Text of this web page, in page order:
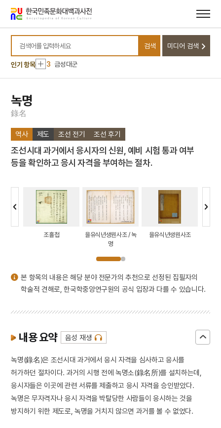
바로가기
바로가기
검색어를 입력하세요
검색 미디어 검색
인기 항목
10 김개남
1 김희
2 궁옹
3 금성대군
4 한글
8
국가보위비상대책위원회
9 금강경
10 김개남
2 궁옹
3 금성대군
8 국가보위비상대책위원회
10
김개남
녹명
錄名
역사 제도 조선 전기 조선 후기
조선시대 과거에서 응시자의 신원, 예비 시험 통과 여부
등을 확인하고 응시 자격을 부여하는 절차.
조흘첩
을유식년생원사조 / 녹
명
을유식년생원사조
본 항목의 내용은 해당 분야 전문가의 추천으로 선정된 집필자의
학술적 견해로, 한국학중앙연구원의 공식 입장과 다를 수 있습니다.
내용 요약 음성 재생
녹명(錄名)은 조선시대 과거에서 응시 자격을 심사하고 응시를
허가하던 절차이다. 과거의 시행 전에 녹명소(錄名所)를 설치하는데,
응시자들은 이곳에 관련 서류를 제출하고 응시 자격을 승인받았다.
녹명은 무자격자나 응시 자격을 박탈당한 사람들이 응시하는 것을
방지하기 위한 제도로, 녹명을 거치지 않으면 과거를 볼 수 없었다.